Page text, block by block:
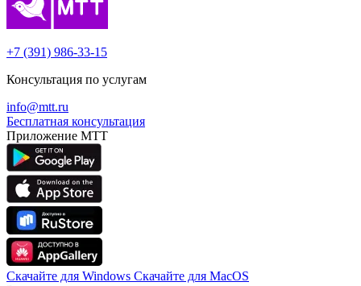
+7 (391) 986-33-15
Консультация по услугам
info@mtt.ru
Бесплатная консультация
Приложение МТТ
Скачайте для Windows Cкачайте для MacOS